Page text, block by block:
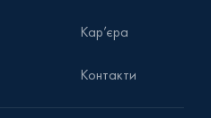
Кар’єра
Контакти